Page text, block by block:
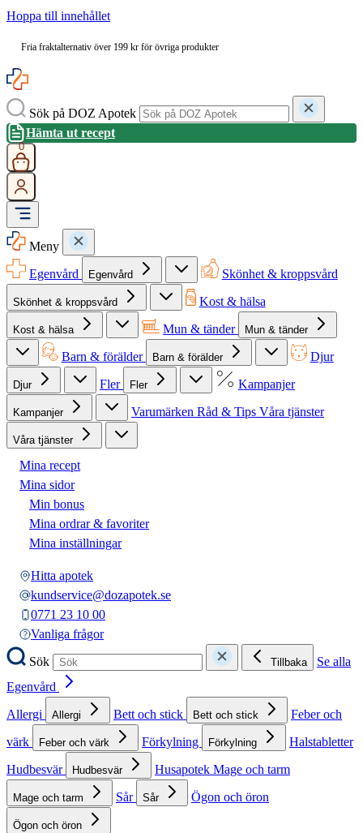
Hoppa till innehållet
Fria fraktalternativ över 199 kr för övriga produkter
Sök på DOZ Apotek
Hämta ut recept
0
Meny
Egenvård
Egenvård Skönhet & kroppsvård
Skönhet & kroppsvård Kost & hälsa
Kost & hälsa Mun & tänder Mun & tänder
Barn & förälder Barn & förälder Djur
Djur Fler Fler Kampanjer
Kampanjer Varumärken Råd & Tips Våra tjänster
Våra tjänster
Mina recept
Mina sidor
Min bonus
Mina ordrar & favoriter
Mina inställningar
Hitta apotek
kundservice@dozapotek.se
0771 23 10 00
Vanliga frågor
Sök
Tillbaka
Se alla
Egenvård
Allergi
Allergi Bett och stick Bett och stick
Feber och
värk
Feber och värk Förkylning Förkylning
Halstabletter
Hudbesvär
Hudbesvär Husapotek Mage och tarm
Mage och tarm Sår Sår Ögon och öron
Ögon och öron